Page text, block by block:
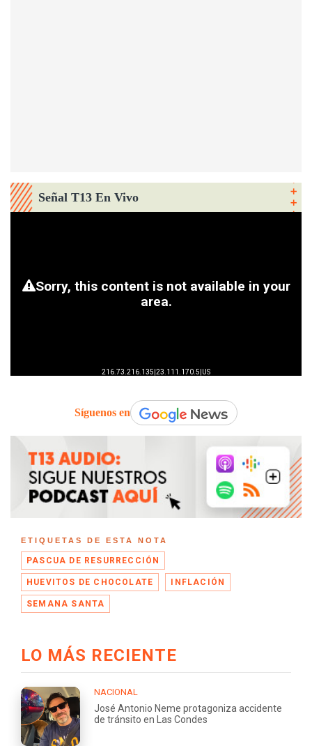
Señal T13 En Vivo
Síguenos en
ETIQUETAS DE ESTA NOTA
PASCUA DE RESURRECCIÓN
HUEVITOS DE CHOCOLATE INFLACIÓN
SEMANA SANTA
LO MÁS RECIENTE
NACIONAL
José Antonio Neme protagoniza accidente
de tránsito en Las Condes